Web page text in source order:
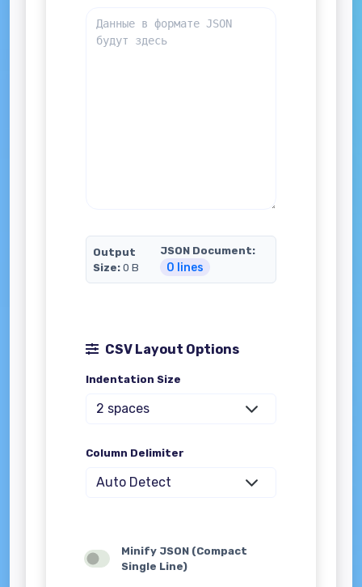
Output
Size: 0 B
JSON Document:
0 lines
CSV Layout Options
Indentation Size
Column Delimiter
Minify JSON (Compact
Single Line)